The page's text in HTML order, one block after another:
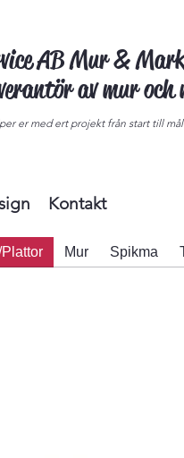
AB Mur &
av mur och
er med ert projekt från start till
Kontakt
Mur Spikma